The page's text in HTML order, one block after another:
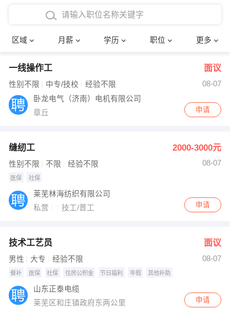
区域 月薪 学历 职位 更多
4000-5000元
8000-12000元
12000-20000元
博士
文员
财务会计
网络IT 保健按摩
快递员
收银员
出纳
编辑 法律
保洁
确定
一线操作工 面议
性别不限 中专/技校 经验不限
08-07
卧龙电气（济南）电机有限公司
章丘
申请
缝纫工 2000-3000元
性别不限 不限 经验不限 08-07
医保 社保
莱芜林海纺织有限公司
私营
技工/普工 申请
技术工艺员 面议
男性 大专 经验不限 08-07
餐补 医保 社保 住房公积金 节日福利 年假 其他补助
山东正泰电缆
莱芜区和庄镇政府东两公里
申请